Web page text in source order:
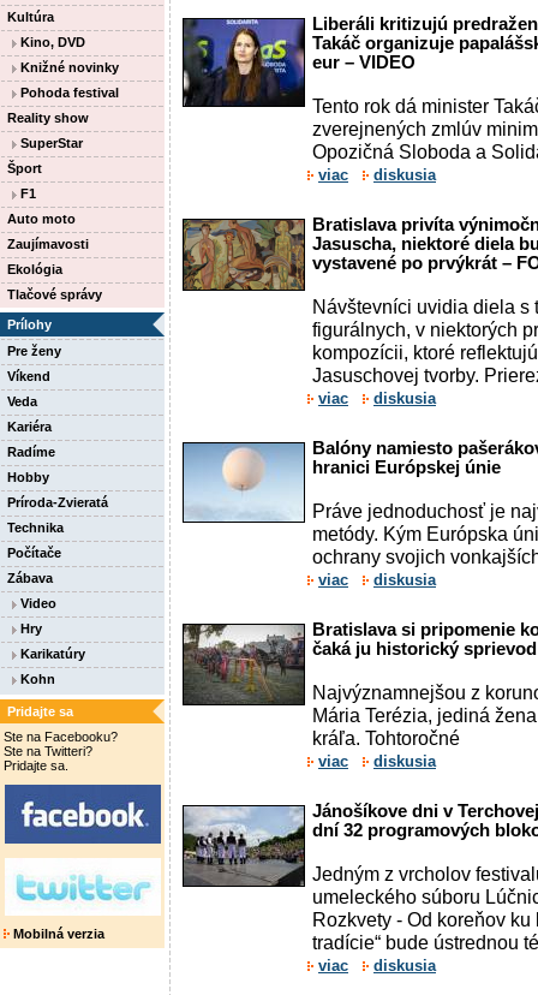
Kultúra
Kino, DVD
Knižné novinky
Pohoda festival
Reality show
SuperStar
Šport
F1
Auto moto
Zaujímavosti
Ekológia
Tlačové správy
Prílohy
Pre ženy
Víkend
Veda
Kariéra
Radíme
Hobby
Príroda-Zvieratá
Technika
Počítače
Zábava
Video
Hry
Karikatúry
Kohn
Pridajte sa
Ste na Facebooku?
Ste na Twitteri?
Pridajte sa.
Mobilná verzia
Liberáli kritizujú
Takáč organizuje
eur – VIDEO
Tento rok dá minister
zverejnených zmlúv
Opozičná Sloboda a
viac diskusia
Bratislava privíta
Jasuscha, niektoré diela
vystavené po prvýkrát –
Návštevníci uvidia diela s
figurálnych, v niektorých
kompozícii, ktoré
Jasuschovej tvorby.
viac diskusia
Balóny namiesto
hranici Európskej únie
Práve jednoduchosť je
metódy. Kým Európska
ochrany svojich
viac diskusia
Bratislava si pripomenie
čaká ju historický
Najvýznamnejšou z
Mária Terézia, jediná
kráľa. Tohtoročné
viac diskusia
Jánošíkove dni v
dní 32 programových
Jedným z vrcholov
umeleckého súboru
Rozkvety - Od koreňov
tradície“ bude ústrednou
viac diskusia